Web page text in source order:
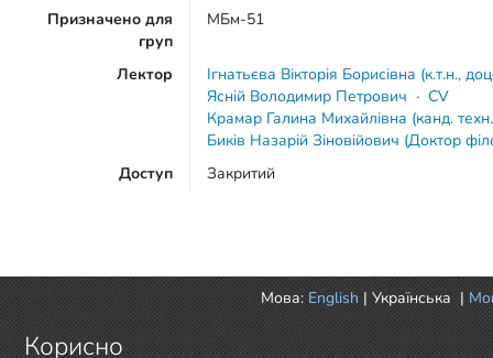
Призначено для
груп
МБм-51
Лектор
Ігнатьєва Вікторія Борисівна (к.т.н.,
Ясній Володимир Петрович · CV
Крамар Галина Михайлівна (канд.
Биків Назарій Зіновійович (Доктор
Доступ
Закритий
Мова: English | Українська |
Корисно